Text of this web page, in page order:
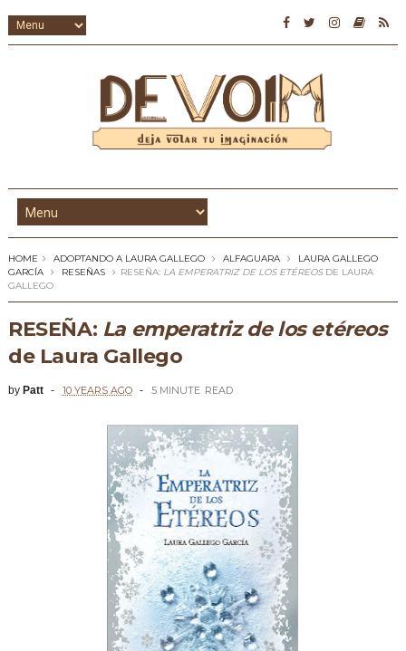
HOME ADOPTANDO A LAURA GALLEGO ALFAGUARA
LAURA GALLEGO
GARCÍA
RESEÑAS RESEÑA: LA EMPERATRIZ DE LOS ETÉREOSDE LAURA
GALLEGO
RESEÑA: La emperatriz de los etéreos
de Laura Gallego
by Patt 10 YEARS AGO 5 MINUTE READ